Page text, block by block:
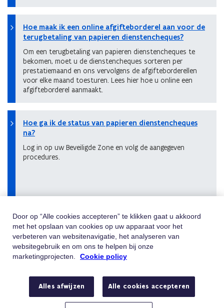
Hoe maak ik een online afgifteborderel aan voor de
terugbetaling van papieren dienstencheques?
Om een terugbetaling van papieren dienstencheques te
bekomen, moet u de dienstencheques sorteren per
prestatiemaand en ons vervolgens de afgifteborderellen
voor elke maand toesturen. Lees hier hoe u online een
afgifteborderel aanmaakt.
Hoe ga ik de status van papieren dienstencheques
na?
Log in op uw Beveiligde Zone en volg de aangegeven
procedures.
Hulp Nodig
Vindt u niet wat u zoekt? Contacteer ons
Telefoon
Bel 02/547.54.93
Van maandag tot vrijdag tussen 8u en 18u
Stuur ons een e-mail
Door op “Alle cookies accepteren” te klikken gaat u akkoord
met het opslaan van cookies op uw apparaat voor het
verbeteren van websitenavigatie, het analyseren van
websitegebruik en om ons te helpen bij onze
marketingprojecten.
Cookie policy
Alles afwijzen Alle cookies accepteren